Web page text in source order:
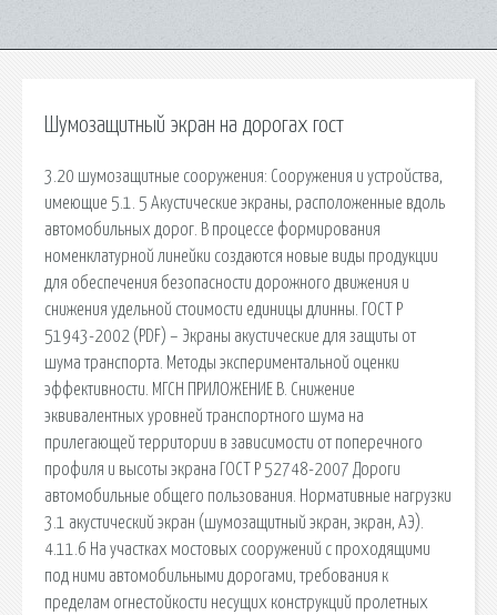
Шумозащитный экран на дорогах гост
3.20 шумозащитные сооружения: Сооружения и устройства,
имеющие 5.1. 5 Акустические экраны, расположенные вдоль
автомобильных дорог. В процессе формирования
номенклатурной линейки создаются новые виды продукции
для обеспечения безопасности дорожного движения и
снижения удельной стоимости единицы длинны. ГОСТ Р
51943-2002 (PDF) – Экраны акустические для защиты от
шума транспорта. Методы экспериментальной оценки
эффективности. МГСН ПРИЛОЖЕНИЕ В. Снижение
эквивалентных уровней транспортного шума на
прилегающей территории в зависимости от поперечного
профиля и высоты экрана ГОСТ Р 52748-2007 Дороги
автомобильные общего пользования. Нормативные нагрузки
3.1 акустический экран (шумозащитный экран, экран, АЭ).
4.11.6 На участках мостовых сооружений с проходящими
под ними автомобильными дорогами, требования к
пределам огнестойкости несущих конструкций пролетных